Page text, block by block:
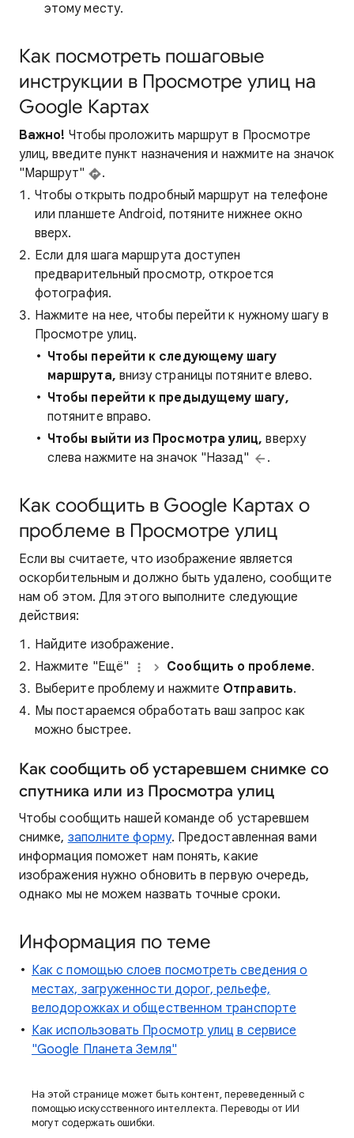
этому месту.
Как посмотреть пошаговые
инструкции в Просмотре улиц на
Google Картах
Важно! Чтобы проложить маршрут в Просмотре
улиц, введите пункт назначения и нажмите на значок
"Маршрут"
.
Чтобы открыть подробный маршрут на телефоне
или планшете Android, потяните нижнее окно
вверх.
Если для шага маршрута доступен
предварительный просмотр, откроется
фотография.
Нажмите на нее, чтобы перейти к нужному шагу в
Просмотре улиц.
Чтобы перейти к следующему шагу
маршрута, внизу страницы потяните влево.
Чтобы перейти к предыдущему шагу,
потяните вправо.
Чтобы выйти из Просмотра улиц, вверху
слева нажмите на значок "Назад"
.
Как сообщить в Google Картах о
проблеме в Просмотре улиц
Если вы считаете, что изображение является
оскорбительным и должно быть удалено, сообщите
нам об этом. Для этого выполните следующие
действия:
Найдите изображение.
Нажмите "Ещё"
Сообщить о проблеме.
Выберите проблему и нажмите Отправить.
Мы постараемся обработать ваш запрос как
можно быстрее.
Как сообщить об устаревшем снимке со
спутника или из Просмотра улиц
Чтобы сообщить нашей команде об устаревшем
снимке, заполните форму. Предоставленная вами
информация поможет нам понять, какие
изображения нужно обновить в первую очередь,
однако мы не можем назвать точные сроки.
Информация по теме
Как с помощью слоев посмотреть сведения о
местах, загруженности дорог, рельефе,
велодорожках и общественном транспорте
Как использовать Просмотр улиц в сервисе
"Google Планета Земля"
На этой странице может быть контент, переведенный с
помощью искусственного интеллекта. Переводы от ИИ
могут содержать ошибки.